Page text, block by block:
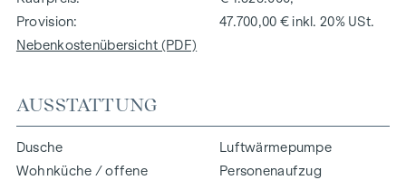
Provision
47.700,00 € inkl. 20% USt.
Nebenkostenübersicht (PDF)
AUSSTATTUNG
Dusche
Wohnküche / offene
Luftwärmepumpe
Personenaufzug